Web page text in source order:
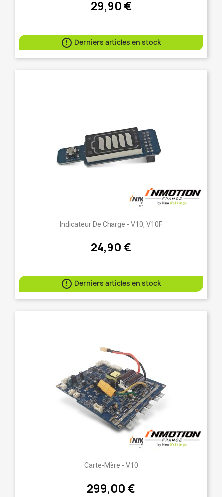
29,90 €
 Derniers articles en stock
Indicateur De Charge - V10, V10F
24,90 €
 Derniers articles en stock
Carte-Mère - V10
299,00 €